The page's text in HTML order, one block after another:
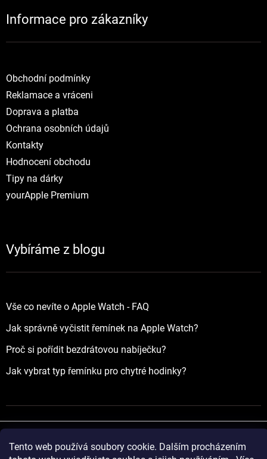
Tento web používá soubory cookie. Dalším procházením
Informace pro zákazníky
Obchodní podmínky
Reklamace a vráceni
Doprava a platba
Ochrana osobních údajů
Kontakty
Hodnocení obchodu
Tipy na dárky
yourApple Premium
Vybíráme z blogu
Vše co nevíte o Apple Watch - FAQ
Jak správně vyčistit řemínek na Apple Watch?
Proč si pořídit bezdrátovou nabíječku?
Jak vybrat typ řemínku pro chytré hodinky?
Vytvořil Shoptet